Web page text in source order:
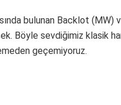
bulunan Backlot (MW)
Böyle sevdiğimiz klasik
geçemiyoruz.